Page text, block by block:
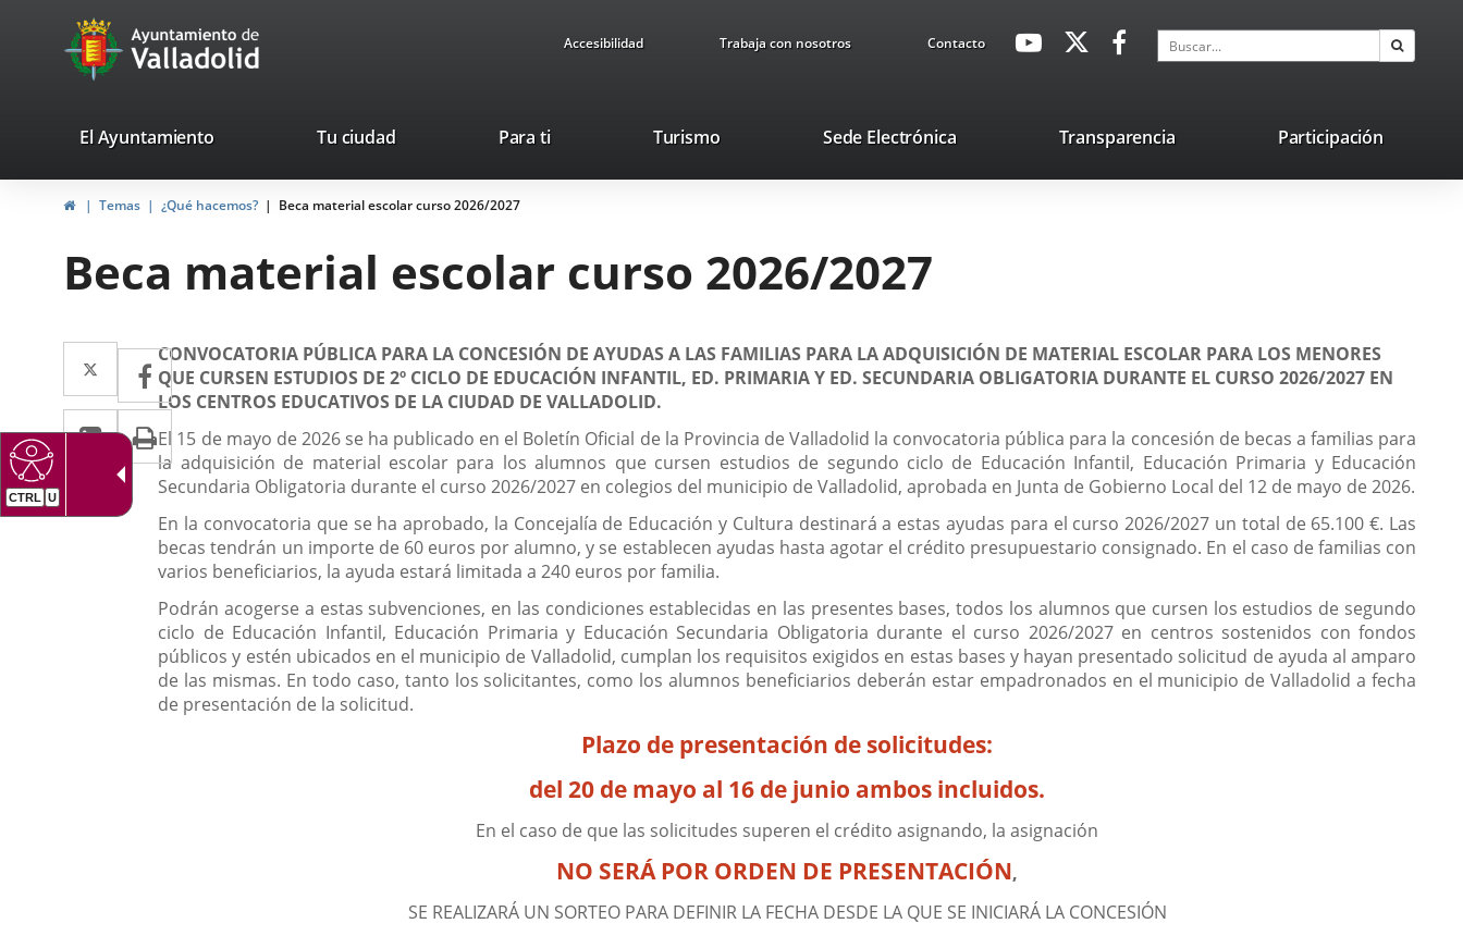
Portal
Web
Ayuntamiento
de
Accesibilidad Trabaja con nosotros ContactoavaHeaderSocial
Enlace
externa.
Enlace
aplicación
externa.
Enlace
aplicación
externa.
Buscar
valladolid.es
El Ayuntamiento Tu ciudad Para ti TurismoEste
se
una
ventana
Sede ElectrónicaEnlace
una
Transparencia Participación
InicioTemas ¿Qué hacemos? Beca material escolar curso 2026/2027
Beca material escolar curso 2026/2027
Twitter
Enlace
a
una
aplicación
externa.
Facebook
Enlace
a
una
aplicación
externa.
LinkedIn
Enlace
una
aplicación
externa.
Imprimir
Descripción
CONVOCATORIA PÚBLICA PARA LA CONCESIÓN DE AYUDAS A LAS FAMILIAS PARA LA ADQUISICIÓN DE MATERIAL ESCOLAR PARA LOS MENORES
QUE CURSEN ESTUDIOS DE 2º CICLO DE EDUCACIÓN INFANTIL, ED. PRIMARIA Y ED. SECUNDARIA OBLIGATORIA DURANTE EL CURSO 2026/2027 EN
LOS CENTROS EDUCATIVOS DE LA CIUDAD DE VALLADOLID.
El 15 de mayo de 2026 se ha publicado en el Boletín Oficial de la Provincia de Valladolid la convocatoria pública para la concesión de becas a familias para
la adquisición de material escolar para los alumnos que cursen estudios de segundo ciclo de Educación Infantil, Educación Primaria y Educación
Secundaria Obligatoria durante el curso 2026/2027 en colegios del municipio de Valladolid, aprobada en Junta de Gobierno Local del 12 de mayo de 2026.
En la convocatoria que se ha aprobado, la Concejalía de Educación y Cultura destinará a estas ayudas para el curso 2026/2027 un total de 65.100 €. Las
becas tendrán un importe de 60 euros por alumno, y se establecen ayudas hasta agotar el crédito presupuestario consignado. En el caso de familias con
varios beneficiarios, la ayuda estará limitada a 240 euros por familia.
Podrán acogerse a estas subvenciones, en las condiciones establecidas en las presentes bases, todos los alumnos que cursen los estudios de segundo
ciclo de Educación Infantil, Educación Primaria y Educación Secundaria Obligatoria durante el curso 2026/2027 en centros sostenidos con fondos
públicos y estén ubicados en el municipio de Valladolid, cumplan los requisitos exigidos en estas bases y hayan presentado solicitud de ayuda al amparo
de las mismas. En todo caso, tanto los solicitantes, como los alumnos beneficiarios deberán estar empadronados en el municipio de Valladolid a fecha
de presentación de la solicitud.
Plazo de presentación de solicitudes:
del 20 de mayo al 16 de junio ambos incluidos.
En el caso de que las solicitudes superen el crédito asignando, la asignación
NO SERÁ POR ORDEN DE PRESENTACIÓN,
SE REALIZARÁ UN SORTEO PARA DEFINIR LA FECHA DESDE LA QUE SE INICIARÁ LA CONCESIÓN